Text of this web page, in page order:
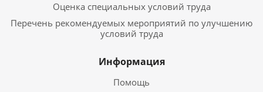
Оценка специальных условий труда
Перечень рекомендуемых мероприятий по улучшению
условий труда
Информация
Помощь